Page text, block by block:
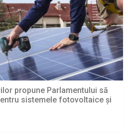
propune Parlamentului să
sistemele fotovoltaice și